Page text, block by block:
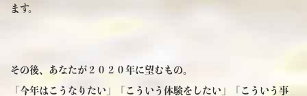
ます。
その後、あなたが２０２０年に望むもの。
「今年はこうなりたい」「こういう体験をしたい」「こういう事